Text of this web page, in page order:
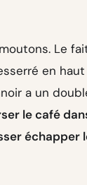
Le
en haut
a un
le café
échapper